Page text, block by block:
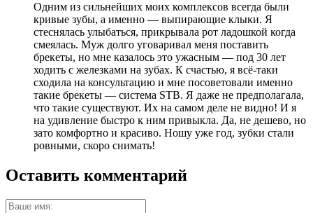
Одним из сильнейших моих комплексов всегда были
кривые зубы, а именно — выпирающие клыки. Я
стеснялась улыбаться, прикрывала рот ладошкой когда
смеялась. Муж долго уговаривал меня поставить
брекеты, но мне казалось это ужасным — под 30 лет
ходить с железками на зубах. К счастью, я всё-таки
сходила на консультацию и мне посоветовали именно
такие брекеты — система STB. Я даже не предполагала,
что такие существуют. Их на самом деле не видно! И я
на удивление быстро к ним привыкла. Да, не дешево, но
зато комфортно и красиво. Ношу уже год, зубки стали
ровными, скоро снимать!
Оставить комментарий